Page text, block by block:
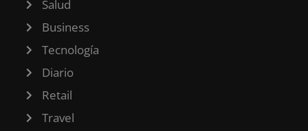
Salud
Business
Tecnología
Diario
Retail
Travel